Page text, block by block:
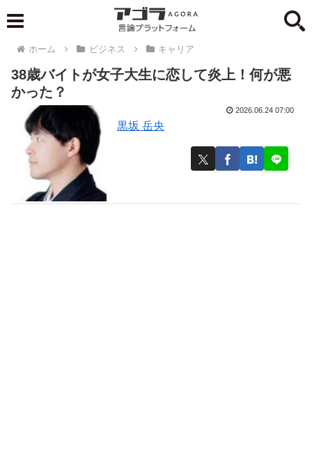
ホーム ビジネス キャリア
38歳バイトが女子大生に恋して炎上！何が悪
かった？
黒坂 岳央
2026.06.24 07:00